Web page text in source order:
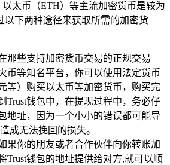
太币（ETH）等主流加密货币是较为
以下两种途径来获取所需的加密货
那些支持加密货币交易的正规交易
币等知名平台，你可以使用法定货币
等）购买以太币等加密货币，购买完
Trust钱包中，在提现过程中，务必仔
地址，因为一个小小的错误都可能导
成无法挽回的损失。
果你的朋友或者合作伙伴向你转账加
Trust钱包的地址提供给对方,就可以顺